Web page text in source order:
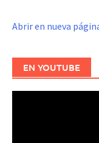
Abrir en nueva
EN YOUTUBE